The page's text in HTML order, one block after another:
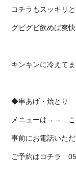
コチラもスッキリ
グビグビ飲めば爽快
キンキンに冷え
◆串あげ・焼とり
メニューは→→
事前にお電話いた
ご予約はコチラ